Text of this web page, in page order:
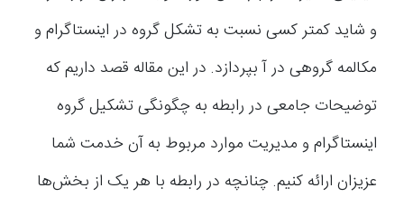
و شاید کمتر کسی نسبت به تشکل گروه در اینستاگرام و
مکالمه گروهی در آ بپردازد. در این مقاله قصد داریم که
توضیحات جامعی در رابطه به چگونگی تشکیل گروه
اینستاگرام و مدیریت موارد مربوط به آن خدمت شما
عزیزان ارائه کنیم. چنانچه در رابطه با هر یک از بخش‌ها